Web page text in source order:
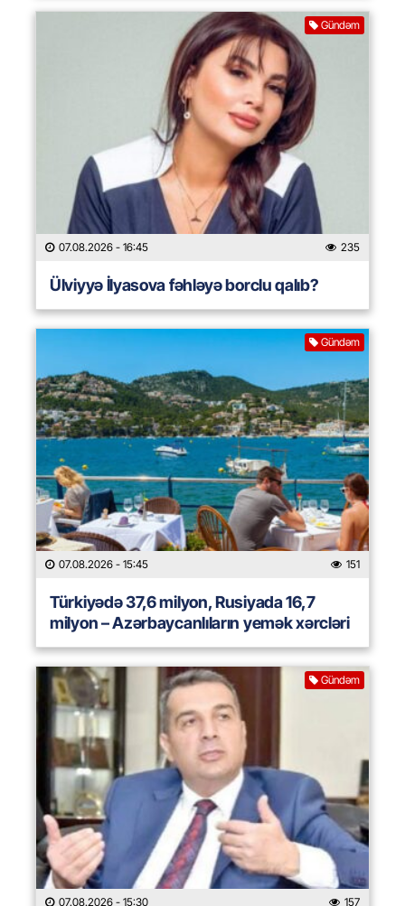
Gündəm
07.08.2026 - 16:45 235
Ülviyyə İlyasova fəhləyə borclu qalıb?
Gündəm
07.08.2026 - 15:45 151
Türkiyədə 37,6 milyon, Rusiyada 16,7
milyon – Azərbaycanlıların yemək xərcləri
Gündəm
07.08.2026 - 15:30 157